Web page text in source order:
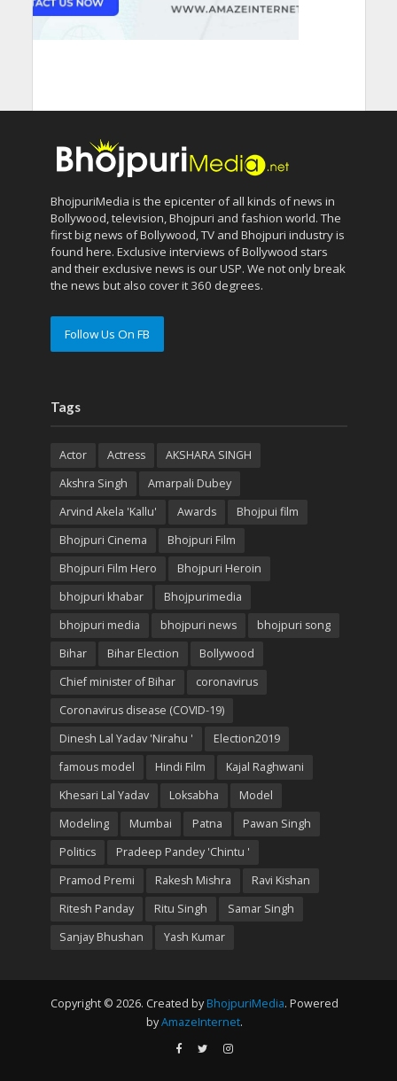
BhojpuriMedia is the epicenter of all kinds of news in
Bollywood, television, Bhojpuri and fashion world. The
first big news of Bollywood, TV and Bhojpuri industry is
found here. Exclusive interviews of Bollywood stars
and their exclusive news is our USP. We not only break
the news but also cover it 360 degrees.
Follow Us On FB
Tags
Actor Actress
AKSHARA SINGH
Akshra Singh
Amarpali Dubey
Arvind Akela 'Kallu'
Awards
Bhojpui film
Bhojpuri Cinema
Bhojpuri Film
Bhojpuri Film Hero
Bhojpuri Heroin
bhojpuri khabar
Bhojpurimedia
bhojpuri media
bhojpuri news
bhojpuri song
Bihar
Bihar Election
Bollywood
Chief minister of Bihar
coronavirus
Coronavirus disease (COVID-19)
Dinesh Lal Yadav 'Nirahu '
Election2019
famous model
Hindi Film
Kajal Raghwani
Khesari Lal Yadav
Loksabha
Model
Modeling
Mumbai Patna
Pawan Singh
Politics
Pradeep Pandey 'Chintu '
Pramod Premi
Rakesh Mishra
Ravi Kishan
Ritesh Panday
Ritu Singh
Samar Singh
Sanjay Bhushan
Yash Kumar
Copyright © 2026. Created by BhojpuriMedia. Powered
byAmazeInternet.